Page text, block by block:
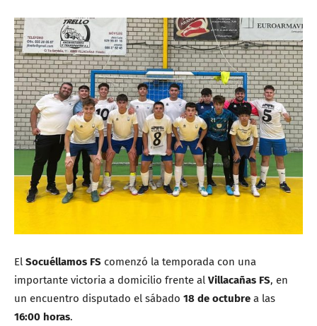
El Socuéllamos FS comenzó la temporada con una
importante victoria a domicilio frente al Villacañas FS, en
un encuentro disputado el sábado 18 de octubre a las
16:00 horas.